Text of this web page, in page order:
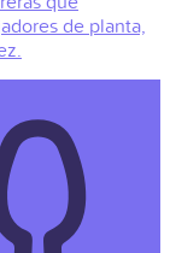
de planta,